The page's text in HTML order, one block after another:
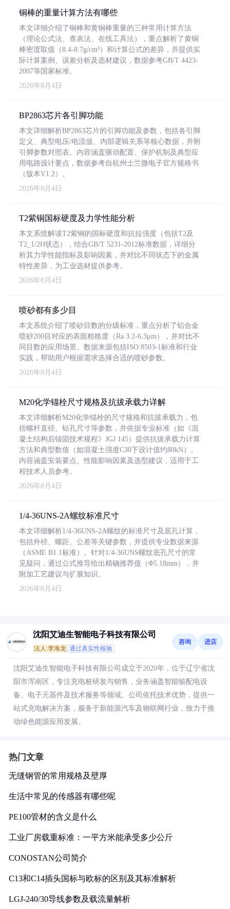
铜棒的重量计算方法有哪些
本文详细介绍了铜棒和黄铜棒重量的三种常用计算方法
（理论公式法、查表法、在线工具法），重点解析了黄铜
棒密度取值（8.4-8.7g/cm³）和计算公式的差异，并提供实
际计算案例、误差分析及选材建议，数据参考GB/T 4423-
2007等国家标准。
2026年8月4日
BP2863芯片各引脚功能
本文详细解析BP2863芯片的引脚功能及参数，包括各引脚
定义、典型电压/电流值、内部逻辑关系等核心数据，并附
引脚参数对照表。内容涵盖驱动配置、保护机制及典型应
用电路设计要点，数据参考自杭州士兰微电子官方规格书
（版本V1.2）。
2026年8月4日
T2紫铜国标硬度及力学性能分析
本文系统解读T2紫铜的国标硬度和抗拉强度（包括T2及
T2_1/2H状态），结合GB/T 5231-2012标准数据，详细分
析其力学性能指标及影响因素，并对比不同状态下的金属
特性差异，为工业选材提供参考。
2026年8月4日
喷砂都有多少目
本文系统介绍了喷砂目数的分级标准，重点分析了铝合金
喷砂200目对应的表面粗糙度（Ra 3.2-6.3μm），并对比不
同目数的应用场景。数据来源包括ISO 8503-1标准和行业
实践，帮助用户根据需求选择合适的喷砂参数。
2026年8月4日
M20化学锚栓尺寸规格及抗拔承载力详解
本文详细解析M20化学锚栓的尺寸规格和抗拔承载力，包
括螺杆直径、钻孔尺寸等参数，并依据专业标准（如《混
凝土结构后锚固技术规程》JGJ 145）提供抗拔承载力计算
方法和典型数值（如混凝土强度C30下设计值约80kN）。
内容涵盖安装要点、性能影响因素及选型建议，适用于工
程技术人员参考。
2026年8月4日
1/4-36UNS-2A螺纹标准尺寸
本文详细解析1/4-36UNS-2A螺纹的标准尺寸及底孔计算，
包括外径、螺距、公差等关键参数，并提供专业数据来源
（ASME B1.1标准）。针对1/4-36UNS螺纹底孔尺寸的常
见疑问，通过公式推导给出精确推荐值（Φ5.18mm），并
附加工艺建议与扩展知识。
2026年8月4日
沈阳艾迪生智能电子科技有限公司
法人:李海龙 通过真实性核验
咨询 进店
沈阳艾迪生智能电子科技有限公司成立于2020年，位于辽宁省沈
阳市浑南区，专注充电桩研发与销售，业务涵盖智能输配电设
备、电子元器件及技术服务等领域。公司依托技术优势，提供一
站式充电解决方案，服务于新能源汽车及物联网行业，致力于推
动绿色能源应用发展。
热门文章
无缝钢管的常用规格及壁厚
生活中常见的传感器有哪些呢
PE100管材的含义是什么
工业厂房载重标准：一平方米能承受多少公斤
CONOSTAN公司简介
C13和C14插头国标与欧标的区别及其标准解析
LGJ-240/30导线参数及载流量解析